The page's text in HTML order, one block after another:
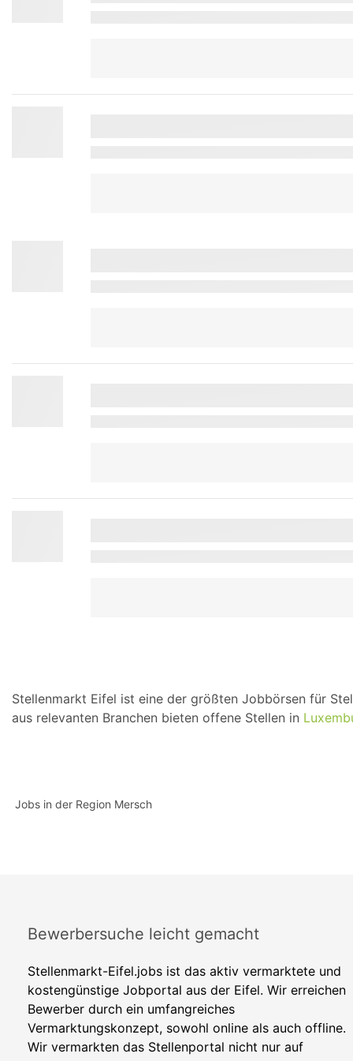
Stellenmarkt Eifel ist eine der größten Jobbörsen für
aus relevanten Branchen bieten offene Stellen in
Jobs in der Region Mersch
Bewerbersuche leicht gemacht
Stellenmarkt-Eifel.jobs ist das aktiv vermarktete und
kostengünstige Jobportal aus der Eifel. Wir erreichen
Bewerber durch ein umfangreiches
Vermarktungskonzept, sowohl online als auch offline.
Wir vermarkten das Stellenportal nicht nur auf